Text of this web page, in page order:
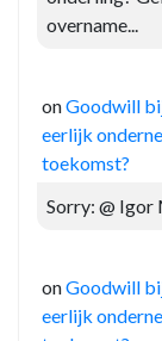
overname...
onGoodwill
eerlijk
toekomst?
Sorry: @ Igor
onGoodwill
eerlijk